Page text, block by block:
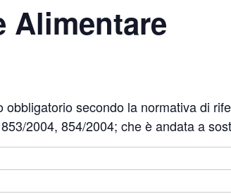
Alimentare
secondo la normativa di
2004, 854/2004; che è andata a